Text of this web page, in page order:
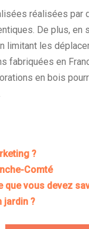
réalisées par
De plus, en
limitant les
fabriquées en
en bois
?
Comté
que vous devez
jardin ?